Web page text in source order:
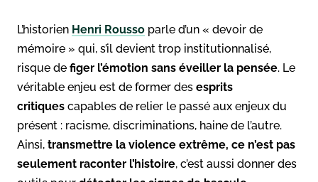
L’historien Henri Rousso parle d’un « devoir de
mémoire » qui, s’il devient trop institutionnalisé,
risque de figer l’émotion sans éveiller la pensée. Le
véritable enjeu est de former des esprits
critiques capables de relier le passé aux enjeux du
présent : racisme, discriminations, haine de l’autre.
Ainsi, transmettre la violence extrême, ce n’est pas
seulement raconter l’histoire, c’est aussi donner des